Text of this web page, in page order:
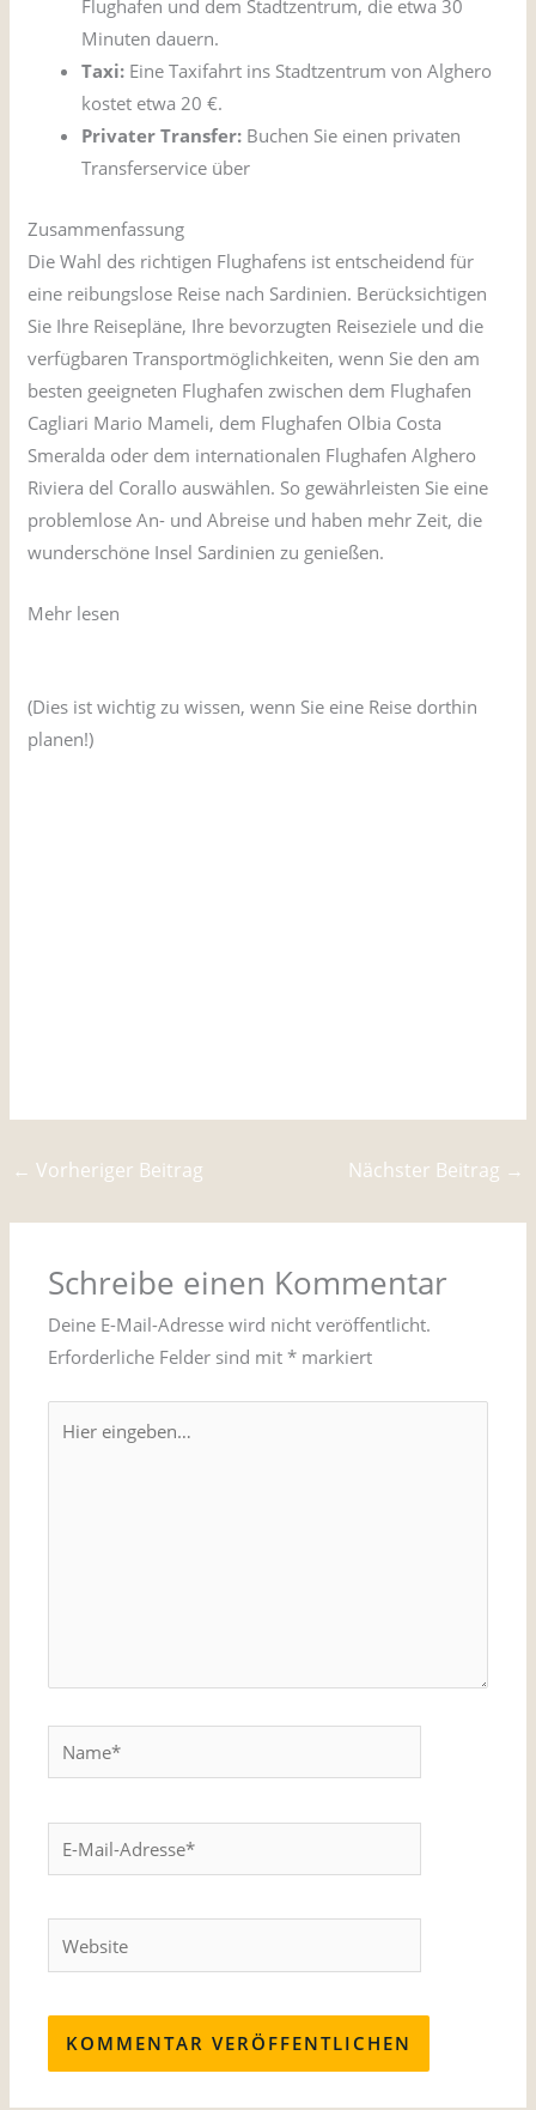
Flughafen und dem Stadtzentrum, die etwa 30
Minuten dauern.
Taxi: Eine Taxifahrt ins Stadtzentrum von Alghero
kostet etwa 20 €.
Privater Transfer: Buchen Sie einen privaten
Transferservice über
Zusammenfassung
Die Wahl des richtigen Flughafens ist entscheidend für
eine reibungslose Reise nach Sardinien. Berücksichtigen
Sie Ihre Reisepläne, Ihre bevorzugten Reiseziele und die
verfügbaren Transportmöglichkeiten, wenn Sie den am
besten geeigneten Flughafen zwischen dem Flughafen
Cagliari Mario Mameli, dem Flughafen Olbia Costa
Smeralda oder dem internationalen Flughafen Alghero
Riviera del Corallo auswählen. So gewährleisten Sie eine
problemlose An- und Abreise und haben mehr Zeit, die
wunderschöne Insel Sardinien zu genießen.
Mehr lesen
(Dies ist wichtig zu wissen, wenn Sie eine Reise dorthin
planen!)
← Vorheriger Beitrag Nächster Beitrag →
Schreibe einen Kommentar
Deine E-Mail-Adresse wird nicht veröffentlicht.
Erforderliche Felder sind mit* markiert
eingeben…
Mail-
Website